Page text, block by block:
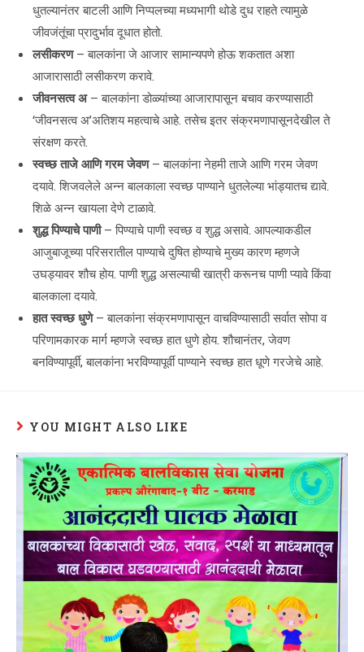
धुतल्यानंतर बाटली आणि निप्पलच्या मध्यभागी थोडे दुध राहते त्यामुळे
जीवजंतूंचा प्रादुर्भाव दूधात होतो.
लसीकरण – बालकांना जे आजार सामान्यपणे होऊ शकतात अशा
आजारासाठी लसीकरण करावे.
जीवनसत्व अ – बालकांना डोळ्यांच्या आजारापासून बचाव करण्यासाठी
‘जीवनसत्व अ’अतिशय महत्वाचे आहे. तसेच इतर संक्रमणापासूनदेखील ते
संरक्षण करते.
स्वच्छ ताजे आणि गरम जेवण – बालकांना नेहमी ताजे आणि गरम जेवण
दयावे. शिजवलेले अन्न बालकाला स्वच्छ पाण्याने धुतलेल्या भांड्यातच द्यावे.
शिळे अन्न खायला देणे टाळावे.
शुद्ध पिण्याचे पाणी– पिण्याचे पाणी स्वच्छ व शुद्ध असावे. आपल्याकडील
आजुबाजूच्या परिसरातील पाण्याचे दुषित होण्याचे मुख्य कारण म्हणजे
उघड्यावर शौच होय. पाणी शुद्ध असल्याची खात्री करूनच पाणी प्यावे किंवा
बालकाला दयावे.
हात स्वच्छ धुणे – बालकांना संक्रमणापासून वाचविण्यासाठी सर्वात सोपा व
परिणामकारक मार्ग म्हणजे स्वच्छ हात धुणे होय. शौचानंतर, जेवण
बनविण्यापूर्वी, बालकांना भरविण्यापूर्वी पाण्याने स्वच्छ हात धूणे गरजेचे आहे.
YOU MIGHT ALSO LIKE